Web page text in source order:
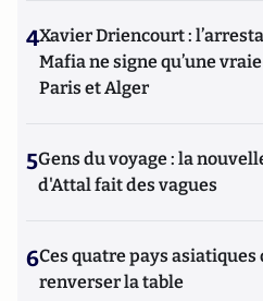
4Xavier Driencourt :
Mafia ne signe qu’une
Paris et Alger
5Gens du voyage : la
d'Attal fait des vagues
6Ces quatre pays
renverser la table